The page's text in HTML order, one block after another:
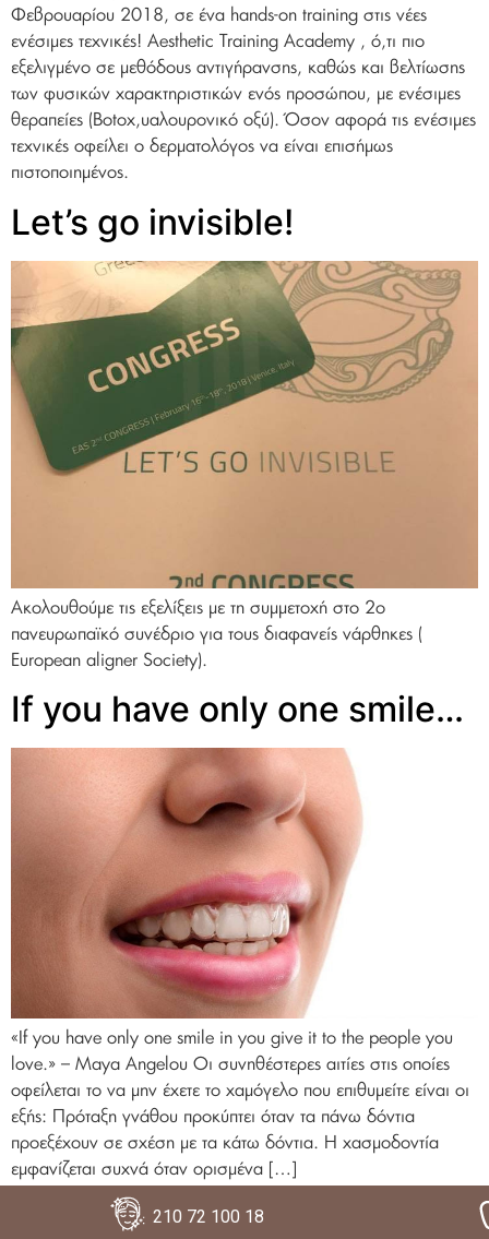
Φεβρουαρίου 2018, σε ένα hands-on training στις νέες
ενέσιμες τεχνικές! Aesthetic Training Academy , ό,τι πιο
εξελιγμένο σε μεθόδους αντιγήρανσης, καθώς και βελτίωσης
των φυσικών χαρακτηριστικών ενός προσώπου, με ενέσιμες
θεραπείες (Botox,υαλουρονικό οξύ). Όσον αφορά τις ενέσιμες
τεχνικές οφείλει ο δερματολόγος να είναι επισήμως
πιστοποιημένος.
Let’s go invisible!
Ακολουθούμε τις εξελίξεις με τη συμμετοχή στο 2ο
πανευρωπαϊκό συνέδριο για τους διαφανείς νάρθηκες (
European aligner Society).
If you have only one smile…
«If you have only one smile in you give it to the people you
love.» – Maya Angelou Οι συνηθέστερες αιτίες στις οποίες
οφείλεται το να μην έχετε το χαμόγελο που επιθυμείτε είναι οι
εξής: Πρόταξη γνάθου προκύπτει όταν τα πάνω δόντια
προεξέχουν σε σχέση με τα κάτω δόντια. Η χασμοδοντία
εμφανίζεται συχνά όταν ορισμένα […]
Το Νo 1 laser rejuvenating &
210 72 100 18